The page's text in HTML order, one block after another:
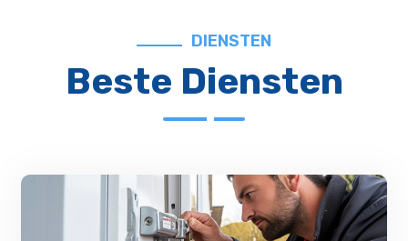
DIENSTEN
Beste Diensten